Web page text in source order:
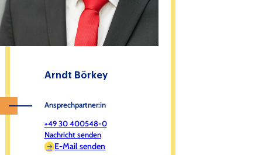
Arndt Börkey
Ansprechpartner:in
+49 30 400548-0
Nachricht senden
E-Mail senden